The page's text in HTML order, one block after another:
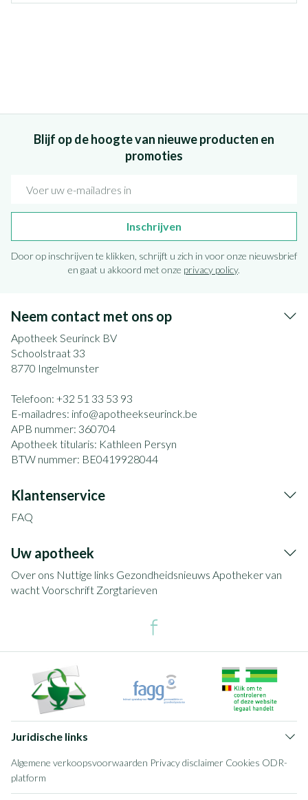
Blijf op de hoogte van nieuwe producten en
promoties
Inschrijven
Door op inschrijven te klikken, schrijft u zich in voor onze nieuwsbrief
en gaat u akkoord met onze privacy policy.
Neem contact met ons op
Apotheek Seurinck BV
Schoolstraat 33
8770 Ingelmunster
Telefoon: +32 51 33 53 93
E-mailadres: info@apotheekseurinck.be
APB nummer: 360704
Apotheek titularis: Kathleen Persyn
BTW nummer: BE0419928044
Klantenservice
FAQ
Uw apotheek
Over ons Nuttige links Gezondheidsnieuws Apotheker van
wachtVoorschrift Zorgtarieven
Juridische links
Algemene verkoopsvoorwaarden Privacy disclaimer Cookies ODR-
platform